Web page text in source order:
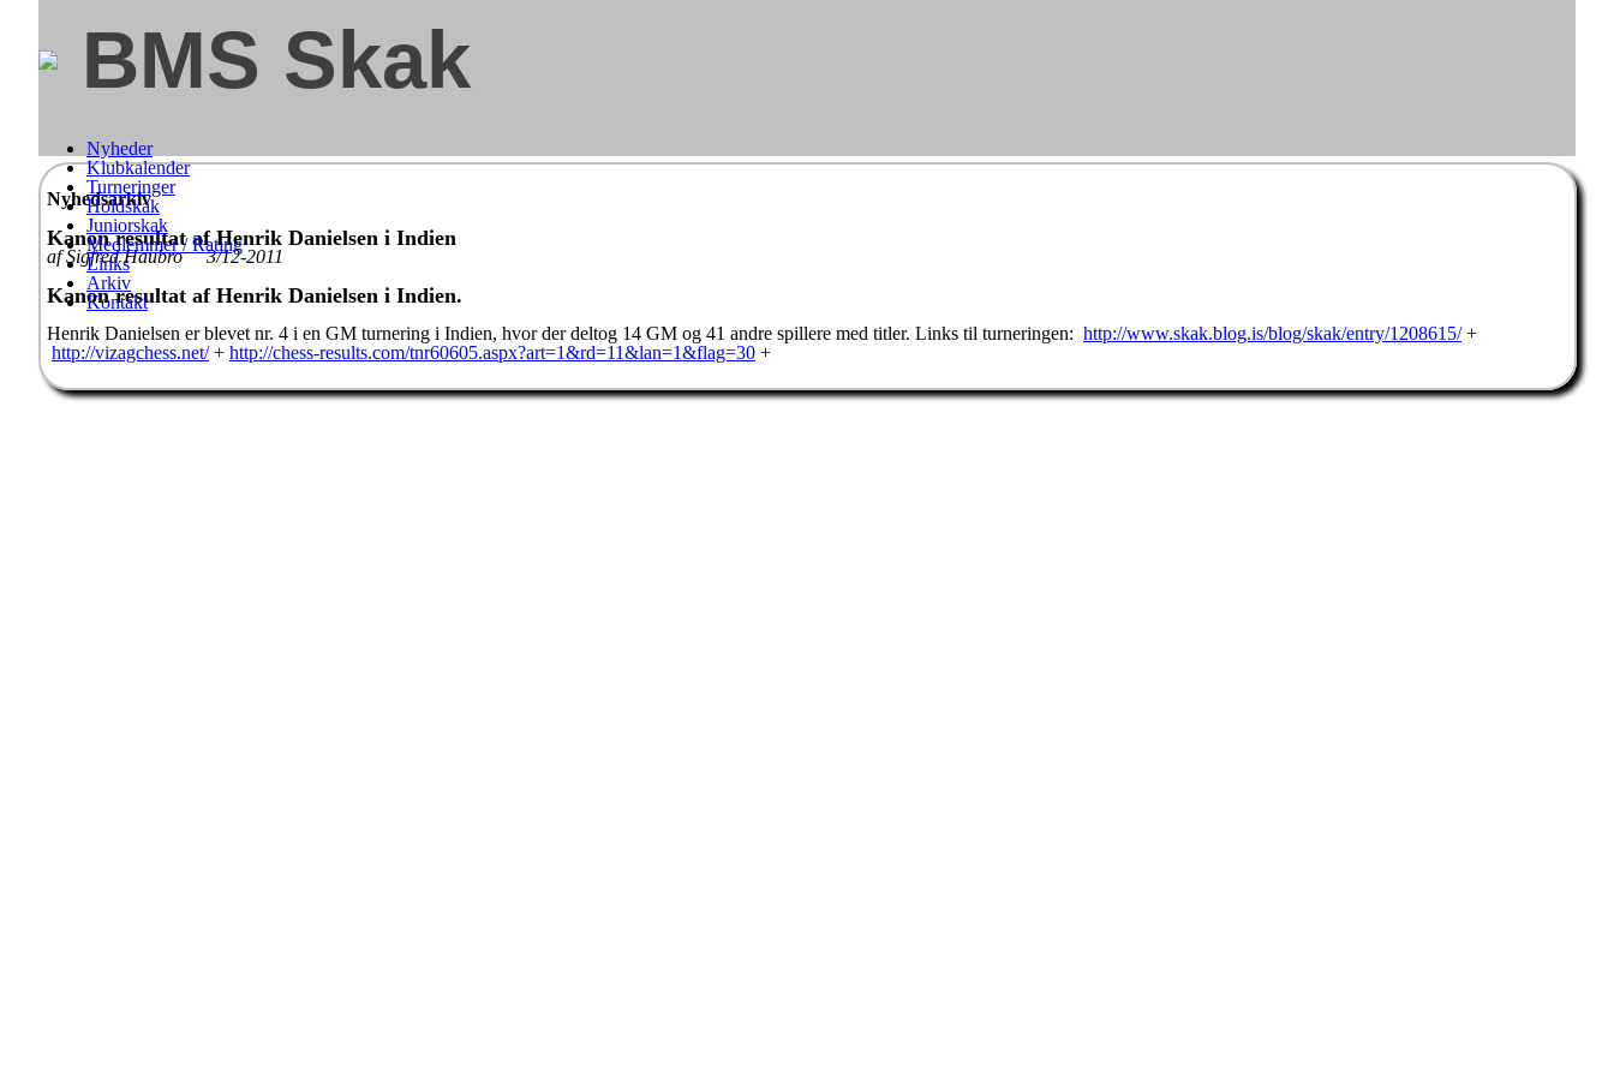
BMS Skak
Nyheder
Klubkalender
Turneringer
Holdskak
Juniorskak
Medlemmer / Rating
Links
Arkiv
Kontakt
Nyhedsarkiv
Kanon resultat af Henrik Danielsen i Indien
af Sigfred Haubro 3/12-2011
Kanon resultat af Henrik Danielsen i Indien.
Henrik Danielsen er blevet nr. 4 i en GM turnering i Indien, hvor der deltog 14 GM og 41 andre spillere med titler. Links til turneringen: http://www.skak.blog.is/blog/skak/entry/1208615/+
http://vizagchess.net/+ http://chess-results.com/tnr60605.aspx?art=1&rd=11&lan=1&flag=30 +